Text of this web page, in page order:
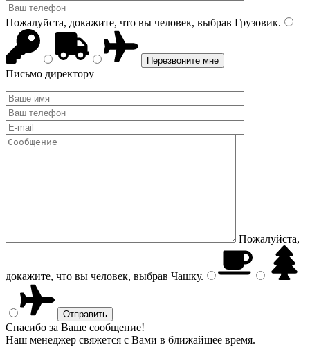
Пожалуйста, докажите, что вы человек, выбрав Грузовик.
Письмо директору
Пожалуйста,
докажите, что вы человек, выбрав Чашку.
Спасибо за Ваше сообщение!
Наш менеджер свяжется с Вами в ближайшее время.